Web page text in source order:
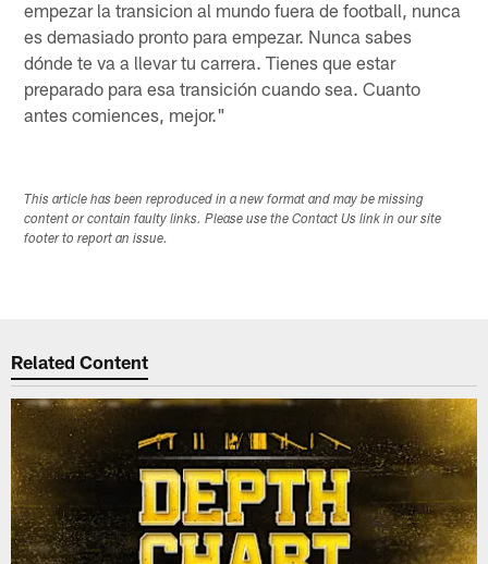
empezar la transicion al mundo fuera de football, nunca
es demasiado pronto para empezar. Nunca sabes
dónde te va a llevar tu carrera. Tienes que estar
preparado para esa transición cuando sea. Cuanto
antes comiences, mejor."
This article has been reproduced in a new format and may be missing
content or contain faulty links. Please use the Contact Us link in our site
footer to report an issue.
Related Content